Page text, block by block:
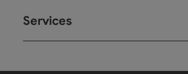
Services